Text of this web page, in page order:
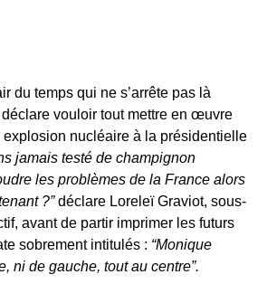
du temps qui ne s’arrête pas là
vouloir tout mettre en œuvre
explosion nucléaire à la présidentielle
jamais testé de champignon
les problèmes de la France alors
?”déclare Loreleï Graviot, sous-
avant de partir imprimer les futurs
sobrement intitulés : “Monique
ni de gauche, tout au centre”.